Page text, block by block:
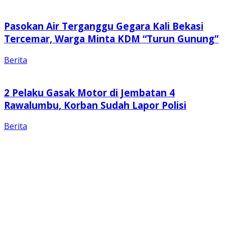
Pasokan Air Terganggu Gegara Kali Bekasi
Tercemar, Warga Minta KDM “Turun Gunung”
Berita
2 Pelaku Gasak Motor di Jembatan 4
Rawalumbu, Korban Sudah Lapor Polisi
Berita